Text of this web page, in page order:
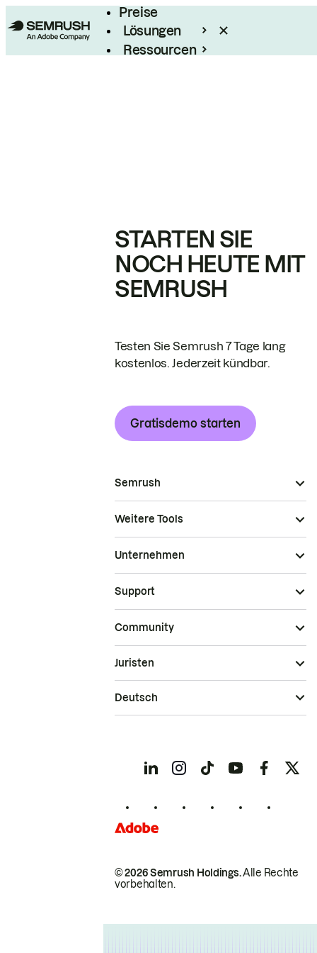
Preise
Lösungen
Ressourcen
STARTEN SIE
NOCH HEUTE MIT
SEMRUSH
Testen Sie Semrush 7 Tage lang
kostenlos. Jederzeit kündbar.
Gratisdemo starten
Semrush
Weitere Tools
Unternehmen
Support
Community
© 2026 Semrush Holdings.Alle Rechte
vorbehalten.
Juristen
Deutsch